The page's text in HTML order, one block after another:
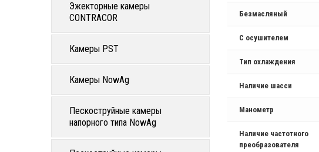
Эжекторные камеры
CONTRACOR
Камеры PST
Камеры NowAg
Пескоструйные камеры
напорного типа NowAg
Безмасляный
С осушителем
Тип охлаждения
Наличие шасси
Манометр
Наличие частотного
преобразователя